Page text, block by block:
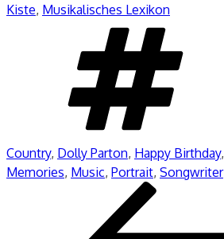
Kiste, Musikalisches Lexikon
Country, Dolly Parton, Happy Birthday,
Memories, Music, Portrait, Songwriter
Beitragsnavigation